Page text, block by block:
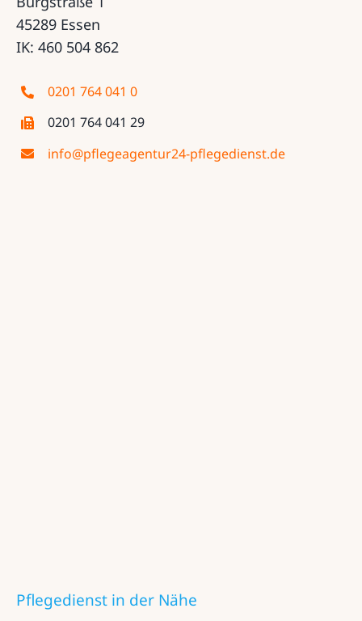
45289 Essen
IK: 460 504 862
0201 764 041 0
0201 764 041 29
info@pflegeagentur24-pflegedienst.de
Pflegedienst in der Nähe